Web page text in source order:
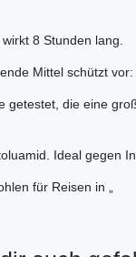
8 Stunden lang.
Mittel schützt
getestet, die eine
Ideal gegen
für Reisen in „